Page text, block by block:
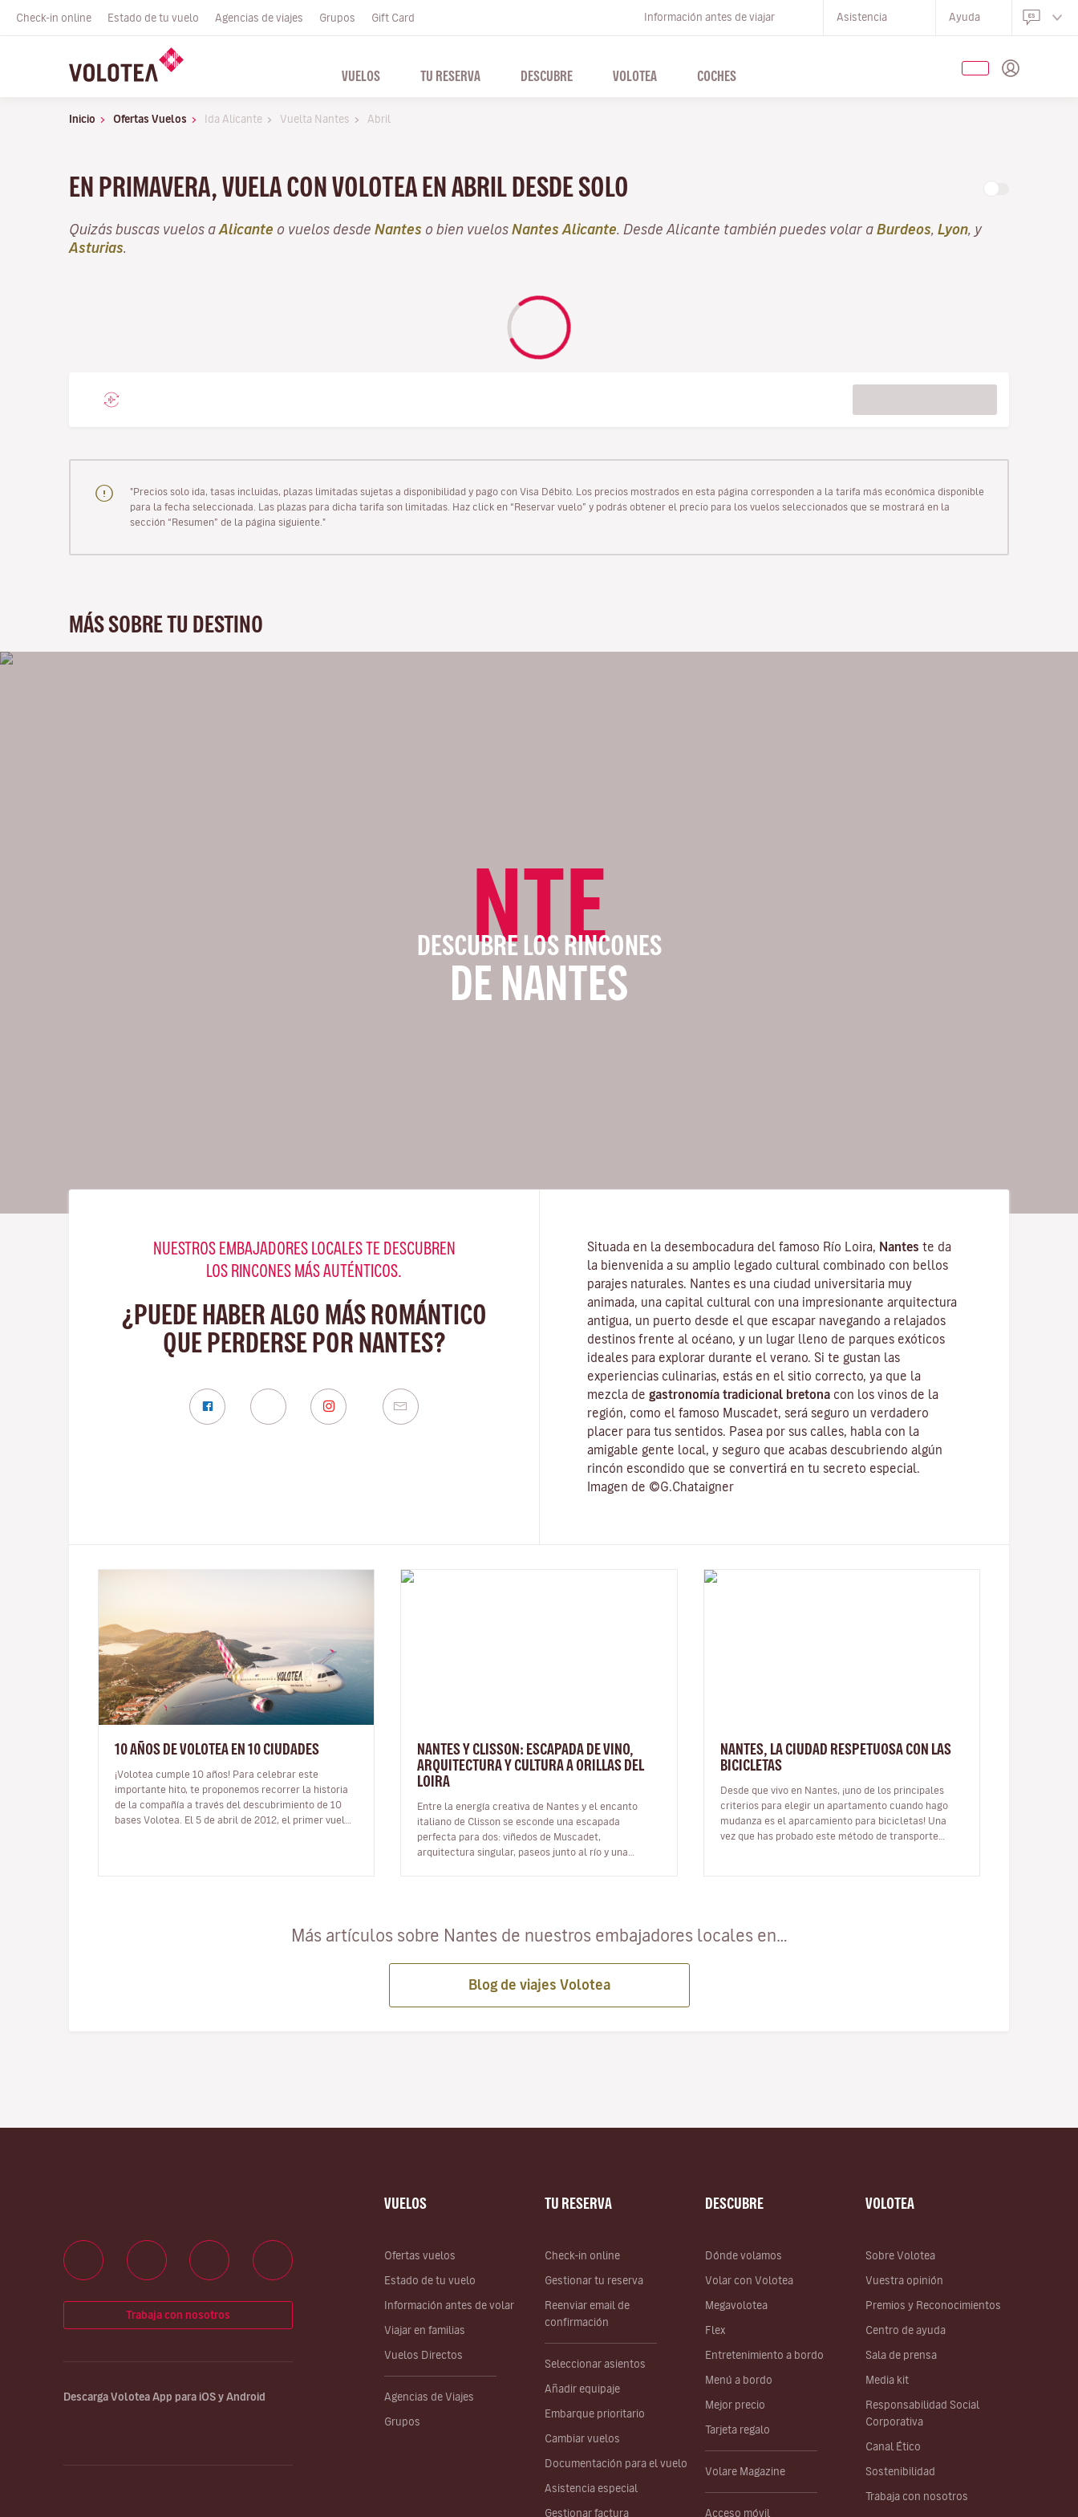
Check-in online Estado de tu vuelo Agencias de viajes Grupos Gift Card Información antes de viajar Asistencia Ayuda
VUELOS TU RESERVA DESCUBRE VOLOTEA COCHES
Inicio Ofertas Vuelos Ida Alicante Vuelta Nantes Abril
EN PRIMAVERA, VUELA CON VOLOTEA EN ABRIL DESDE SOLO
Quizás buscas vuelos a Alicante o vuelos desde Nantes o bien vuelos Nantes Alicante . Desde Alicante también puedes volar a Burdeos Lyon , y
Asturias
"Precios solo ida, tasas incluidas, plazas limitadas sujetas a disponibilidad y pago con Visa Débito. Los precios mostrados en esta página corresponden a la tarifa más económica disponible
para la fecha seleccionada. Las plazas para dicha tarifa son limitadas. Haz click en “Reservar vuelo” y podrás obtener el precio para los vuelos seleccionados que se mostrará en la
sección “Resumen” de la página siguiente."
MÁS SOBRE TU DESTINO
NTE
DESCUBRE LOS RINCONES
DE NANTES
NUESTROS EMBAJADORES LOCALES TE DESCUBREN
LOS RINCONES MÁS AUTÉNTICOS.
¿PUEDE HABER ALGO MÁS ROMÁNTICO
QUE PERDERSE POR NANTES?
Situada en la desembocadura del famoso Río Loira Nantes te da
la bienvenida a su amplio legado cultural combinado con bellos
parajes naturales. Nantes es una ciudad universitaria muy
animada, una capital cultural con una impresionante arquitectura
antigua, un puerto desde el que escapar navegando a relajados
destinos frente al océano, y un lugar lleno de parques exóticos
ideales para explorar durante el verano. Si te gustan las
experiencias culinarias, estás en el sitio correcto, ya que la
mezcla de gastronomía tradicional bretona con los vinos de la
región, como el famoso Muscadet , será seguro un verdadero
placer para tus sentidos. Pasea por sus calles, habla con la
amigable gente local, y seguro que acabas descubriendo algún
rincón escondido que se convertirá en tu secreto especial.
Imagen de ©G.Chataigner
10 AÑOS DE VOLOTEA EN 10 CIUDADES
¡Volotea cumple 10 años! Para celebrar este
importante hito, te proponemos recorrer la historia
de la compañía a través del descubrimiento de 10
bases Volotea. El 5 de abril de 2012, el primer vuelo
NANTES Y CLISSON: ESCAPADA DE VINO,
ARQUITECTURA Y CULTURA A ORILLAS DEL
LOIRA
Entre la energía creativa de Nantes y el encanto
italiano de Clisson se esconde una escapada
perfecta para dos: viñedos de Muscadet,
arquitectura singular, paseos junto al río y una
NANTES, LA CIUDAD RESPETUOSA CON LAS
BICICLETAS
Desde que vivo en Nantes, ¡uno de los principales
criterios para elegir un apartamento cuando hago
mudanza es el aparcamiento para bicicletas! Una
vez que has probado este método de transporte
Más artículos sobre Nantes de nuestros embajadores locales en…
Blog de viajes Volotea
VUELOS
Ofertas vuelos
Estado de tu vuelo
Información antes de volar
Viajar en familias
Vuelos Directos
Agencias de Viajes
Grupos
TU RESERVA
Check-in online
Gestionar tu reserva
Reenviar email de
confirmación
Seleccionar asientos
Añadir equipaje
Embarque prioritario
Cambiar vuelos
Documentación para el vuelo
Asistencia especial
Gestionar factura
DESCUBRE
Dónde volamos
Volar con Volotea
Megavolotea
Flex
Entretenimiento a bordo
Menú a bordo
Mejor precio
Tarjeta regalo
Volare Magazine
Acceso móvil
VOLOTEA
Sobre Volotea
Vuestra opinión
Premios y Reconocimientos
Centro de ayuda
Sala de prensa
Media kit
Responsabilidad Social
Corporativa
Canal Ético
Sostenibilidad
Trabaja con nosotros
Trabaja con nosotros
Descarga Volotea App para iOS y Android